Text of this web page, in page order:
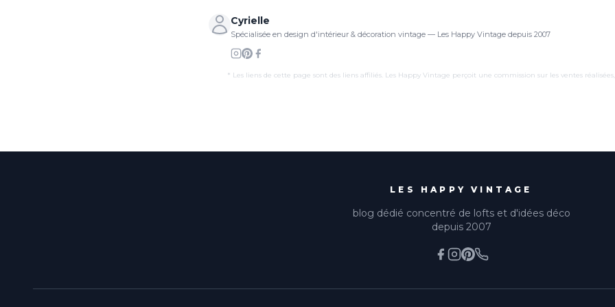
Cyrielle
Spécialisée en design d'intérieur & décoration vintage — Les Happy Vintage depuis 2007
* Les liens de cette page sont des liens affiliés. Les Happy Vintage perçoit une commission sur les ventes
LES HAPPY VINTAGE
blog dédié concentré de lofts et d'idées déco
depuis 2007